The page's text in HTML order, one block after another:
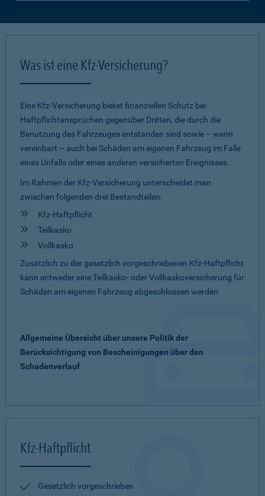
Was ist eine Kfz-Versicherung?
Eine Kfz-Versicherung bietet finanziellen Schutz bei
Haftpflichtansprüchen gegenüber Dritten, die durch die
Benutzung des Fahrzeuges entstanden sind sowie – wenn
vereinbart – auch bei Schäden am eigenen Fahrzeug im Falle
eines Unfalls oder eines anderen versicherten Ereignisses.
Im Rahmen der Kfz-Versicherung unterscheidet man
zwischen folgenden drei Bestandteilen:
Kfz-Haftpflicht
Teilkasko
Vollkasko
Zusätzlich zu der gesetzlich vorgeschriebenen Kfz-Haftpflicht
kann entweder eine Teilkasko- oder Vollkaskoversicherung für
Schäden am eigenen Fahrzeug abgeschlossen werden.
Allgemeine Übersicht über unsere Politik der
Berücksichtigung von Bescheinigungen über den
Schadenverlauf
Kfz-Haftpflicht
Gesetzlich vorgeschrieben